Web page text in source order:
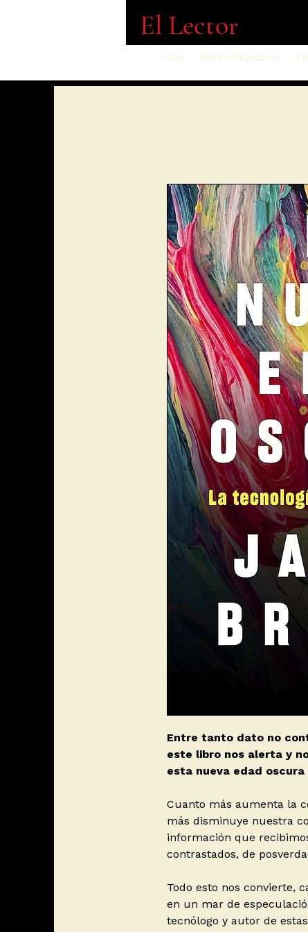
El Lector
Inicio Sobre Nosotros
Entre tanto dato no
este libro nos alerta y
esta nueva edad
Cuanto más aumenta la
más disminuye nuestra
información que
contrastados, de
Todo esto nos convierte,
en un mar de
tecnólogo y autor de